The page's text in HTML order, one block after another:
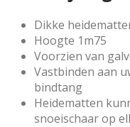
Dikke
Hoogte 1m75
Voorzien van
Vastbinden aan
bindtang
Heidematten
snoeischaar op